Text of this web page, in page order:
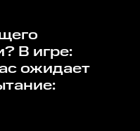
В игре:
ожидает